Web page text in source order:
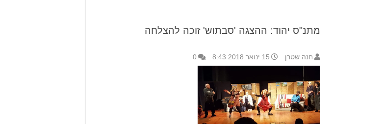
מתנ"ס יהוד: ההצגה 'סבתוש' זוכה להצלחה
חנה שטרן 15 ינואר 2018 8:43 0